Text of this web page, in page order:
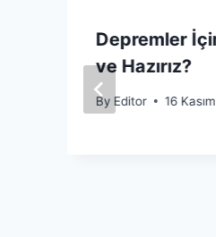
Depremler
ve Hazırız?
By Editor 16